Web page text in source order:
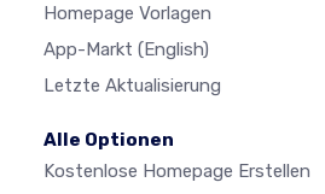
Homepage Vorlagen
App-Markt (English)
Letzte Aktualisierung
Alle Optionen
Kostenlose Homepage Erstellen